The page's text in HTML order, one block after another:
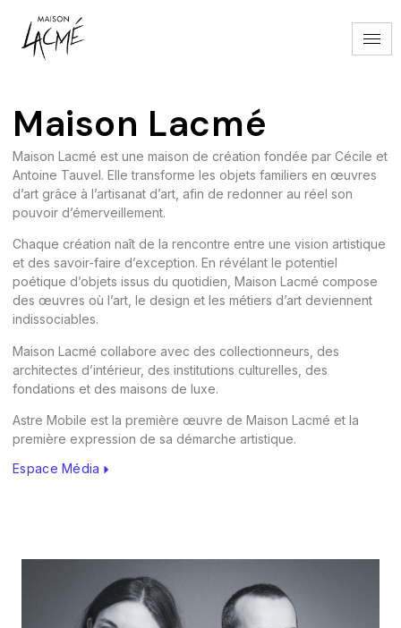
Maison Lacmé
Maison Lacmé est une maison de création fondée par Cécile et
Antoine Tauvel. Elle transforme les objets familiers en œuvres
d’art grâce à l’artisanat d’art, afin de redonner au réel son
pouvoir d’émerveillement.
Chaque création naît de la rencontre entre une vision artistique
et des savoir-faire d’exception. En révélant le potentiel
poétique d’objets issus du quotidien, Maison Lacmé compose
des œuvres où l’art, le design et les métiers d’art deviennent
indissociables.
Maison Lacmé collabore avec des collectionneurs, des
architectes d’intérieur, des institutions culturelles, des
fondations et des maisons de luxe.
Astre Mobile est la première œuvre de Maison Lacmé et la
première expression de sa démarche artistique.
Espace Média